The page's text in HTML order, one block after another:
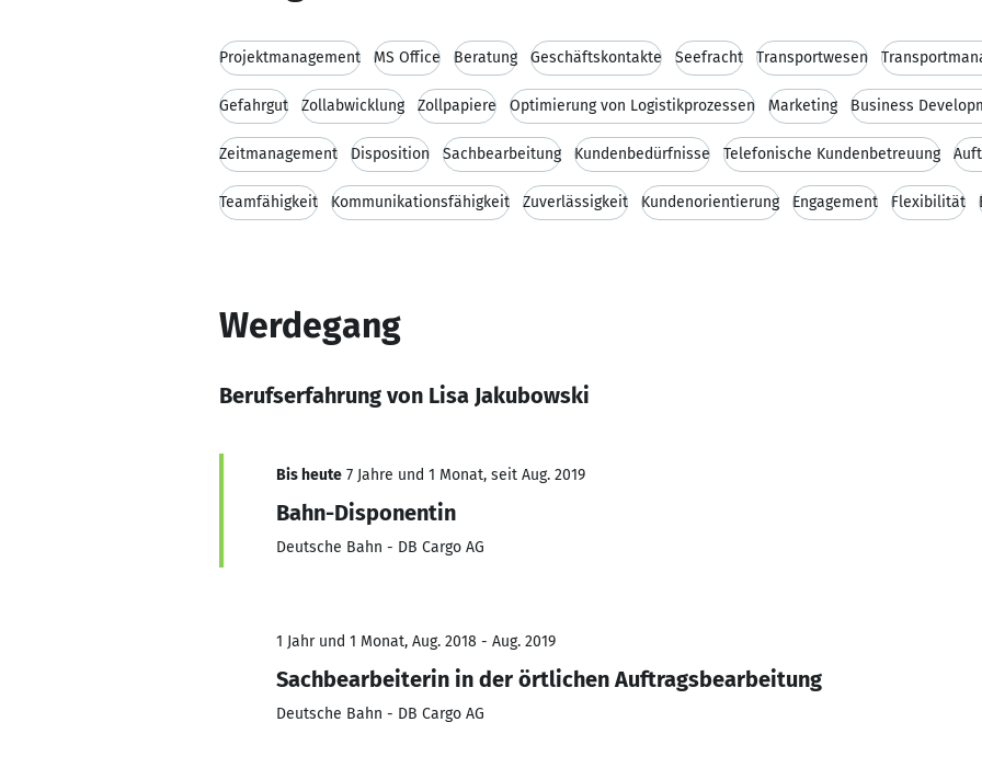
Projektmanagement MS Office Beratung Geschäftskontakte Seefracht Transportwesen
Gefahrgut Zollabwicklung Zollpapiere Optimierung von Logistikprozessen Marketing Business
Zeitmanagement Disposition Sachbearbeitung Kundenbedürfnisse Telefonische Kundenbetreuung
Teamfähigkeit Kommunikationsfähigkeit Zuverlässigkeit Kundenorientierung Engagement Flexibilität
Werdegang
Berufserfahrung von Lisa Jakubowski
Bis heute 7 Jahre und 1 Monat, seit Aug. 2019
Bahn-Disponentin
Deutsche Bahn - DB Cargo AG
1 Jahr und 1 Monat, Aug. 2018 - Aug. 2019
Sachbearbeiterin in der örtlichen Auftragsbearbeitung
Deutsche Bahn - DB Cargo AG